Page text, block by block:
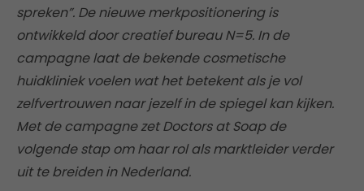
spreken”. De nieuwe merkpositionering is
ontwikkeld door creatief bureau N=5. In de
campagne laat de bekende cosmetische
huidkliniek voelen wat het betekent als je vol
zelfvertrouwen naar jezelf in de spiegel kan kijken.
Met de campagne zet Doctors at Soap de
volgende stap om haar rol als marktleider verder
uit te breiden in Nederland.